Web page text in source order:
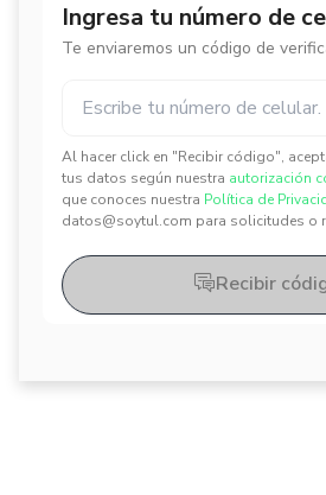
Ingresa tu número de
Te enviaremos un código de
Al hacer click en "Recibir código",
tus datos según nuestra autorización
que conoces nuestra Política de
datos@soytul.com para solicitudes o
Recibir